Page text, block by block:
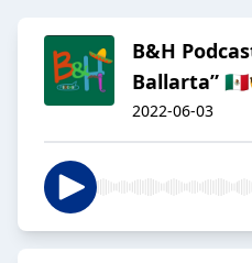
B&H
Ballarta”
2022-06-03